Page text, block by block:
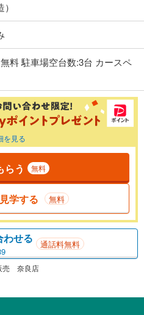
料 駐車場空台数:3台 カースペ
を見る
らう 無料
学する 無料
わせる 通話料無料
売 奈良店